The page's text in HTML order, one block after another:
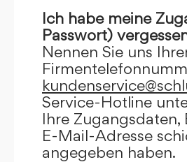
Ich habe meine
Passwort)
Nennen Sie uns
Service-Hotline
Ihre
E-Mail-Adresse
angegeben haben.